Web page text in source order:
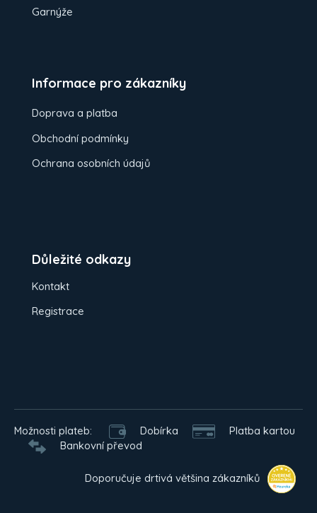
Garnýže
Informace pro zákazníky
Doprava a platba
Obchodní podmínky
Ochrana osobních údajů
Důležité odkazy
Kontakt
Registrace
Možnosti plateb: Dobírka
Platba kartou
Bankovní převod
Doporučuje drtivá většina zákazníků